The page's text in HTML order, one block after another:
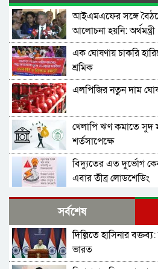
আইএমএফের সঙ্গে
আলোচনা হয়নি: অর্থমন্ত্রী
এক ঘোষণায় চাকরি
শ্রমিক
এলপিজির নতুন দাম
খেলাপি ঋণ কমাতে সুদ
শর্তসাপেক্ষে
বিদ্যুতের এত দুর্ভোগ
এবার তীব্র লোডশেডিং
বাংলাদেশ-পাকিস্তান
বাড়ানোর উদ্যোগ
বিশ্বব্যাংক
সর্বশেষ
দিল্লিতে হাসিনার
ভারত